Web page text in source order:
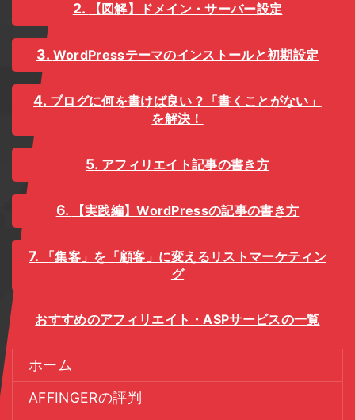
【図解】ドメイン・サーバー設定
WordPressテーマのインストールと初期設定
ブログに何を書けば良い？「書くことがない」
を解決！
アフィリエイト記事の書き方
【実践編】WordPressの記事の書き方
「集客」を「顧客」に変えるリストマーケティン
グ
おすすめのアフィリエイト・ASPサービスの一覧
ホーム
AFFINGERの評判